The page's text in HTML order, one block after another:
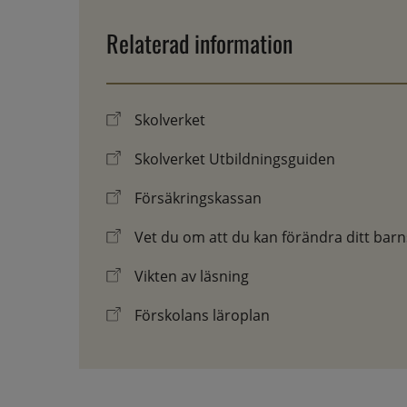
Relaterad information
Skolverket
Skolverket Utbildningsguiden
Försäkringskassan
Vet du om att du kan förändra ditt
Vikten av läsning
Förskolans läroplan